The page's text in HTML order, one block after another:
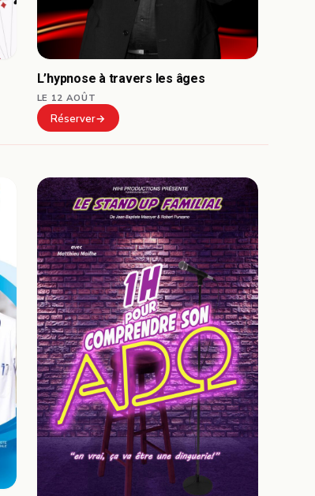
L’hypnose à travers les âges
LE 12 AOÛT
Réserver